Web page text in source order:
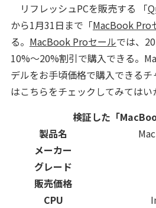
リフレッシュPCを販売する 「
から1月31日まで「MacBook Pro
る。 MacBook Proセールでは、
10%～20%割引で購入できる。
デルをお手頃価格で購入できる
はこちらをチェックしてみてはい
検証した「
製品名
メーカー
グレード
販売価格
CPU